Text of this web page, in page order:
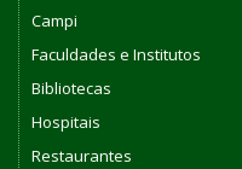
Campi
Faculdades e Institutos
Bibliotecas
Hospitais
Restaurantes